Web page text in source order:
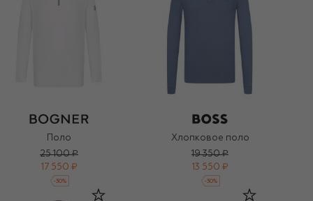
Поло
25 100 ₽
17 550 ₽
-30%
Хлопковое поло
19 350 ₽
13 550 ₽
-30%